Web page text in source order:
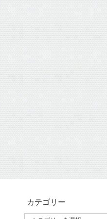
カテゴリー